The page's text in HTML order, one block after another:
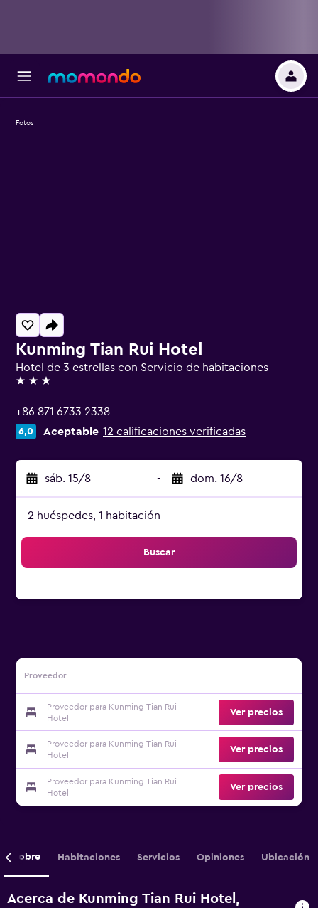
Kunming Tian Rui Hotel
Hotel de 3 estrellas con Servicio de habitaciones
3 estrellas
+86 871 6733 2338
6,0 Aceptable 12 calificaciones verificadas
sáb. 15/8 - dom. 16/8
2 huéspedes, 1 habitación
Buscar
Proveedor
Proveedor para Kunming Tian Rui
Hotel
Ver precios
Proveedor para Kunming Tian Rui
Hotel
Ver precios
Proveedor para Kunming Tian Rui
Hotel
Ver precios
Fotos
Sobre Habitaciones Servicios Opiniones Ubicación
Acerca de Kunming Tian Rui Hotel,